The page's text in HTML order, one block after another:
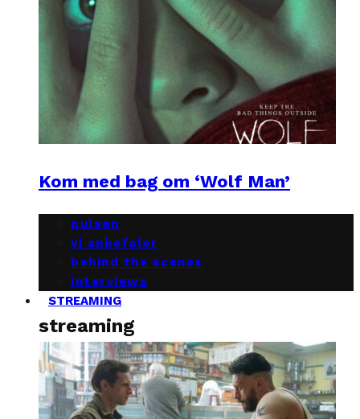
Kom med bag om ‘Wolf Man’
pulsen
vi anbefaler
behind the scenes
interviews
STREAMING
streaming